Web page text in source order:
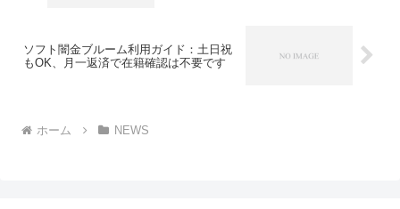
ソフト闇金ブルーム利用ガイド：土日祝
もOK、月一返済で在籍確認は不要です
ホーム NEWS